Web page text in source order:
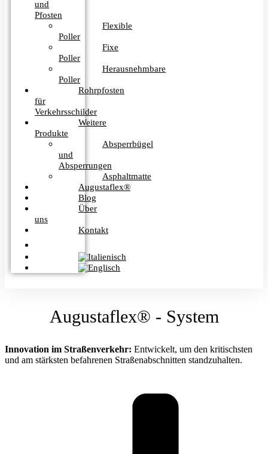
und
Pfosten
Flexible
Poller
Fixe
Poller
Herausnehmbare
Poller
Rohrpfosten
für
Verkehrsschilder
Weitere
Produkte
Absperrbügel
und
Absperrungen
Asphaltmatte
Augustaflex®
Blog
Über
uns
Kontakt
Augustaflex® - System
Innovation im Straßenverkehr: Entwickelt, um den kritischsten
und am stärksten befahrenen Straßenabschnitten standzuhalten.